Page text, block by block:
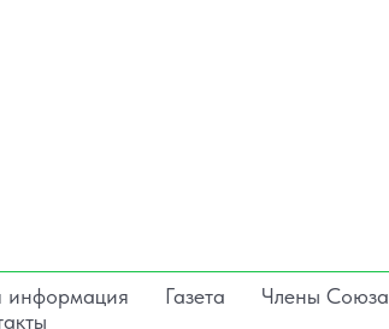
информация Газета Члены Союза